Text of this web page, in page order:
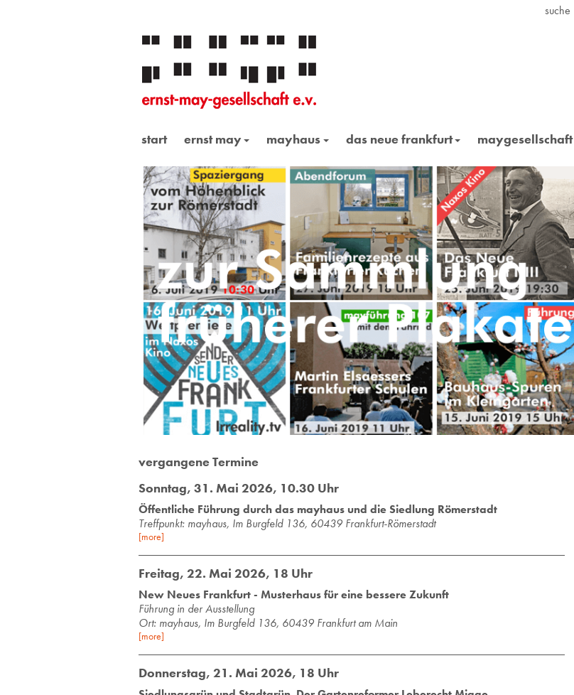
suche
start ernst may mayhaus das neue frankfurt maygesellschaft
vergangene Termine
Sonntag, 31. Mai 2026, 10.30 Uhr
Öffentliche Führung durch das mayhaus und die Siedlung Römerstadt
Treff­punkt: may­haus, Im Burg­feld 136, 60439 Frank­furt-Rö­mer­stadt
[more]
Freitag, 22. Mai 2026, 18 Uhr
New Neues Frankfurt - Musterhaus für eine bessere Zukunft
Führung in der Ausstellung
Ort: mayhaus, Im Burgfeld 136, 60439 Frankfurt am Main
[more]
Donnerstag, 21. Mai 2026, 18 Uhr